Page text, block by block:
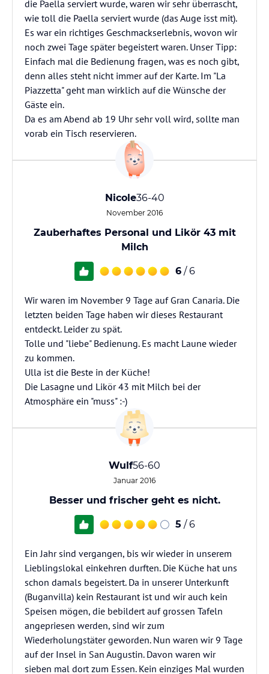
die Paella serviert wurde, waren wir sehr überrascht,
wie toll die Paella serviert wurde (das Auge isst mit).
Es war ein richtiges Geschmackserlebnis, wovon wir
noch zwei Tage später begeistert waren. Unser Tipp:
Einfach mal die Bedienung fragen, was es noch gibt,
denn alles steht nicht immer auf der Karte. Im "La
Piazzetta" geht man wirklich auf die Wünsche der
Gäste ein.
Da es am Abend ab 19 Uhr sehr voll wird, sollte man
vorab ein Tisch reservieren.
Nicole36-40
November 2016
Zauberhaftes Personal und Likör 43 mit
Milch
6 / 6
Wir waren im November 9 Tage auf Gran Canaria. Die
letzten beiden Tage haben wir dieses Restaurant
entdeckt. Leider zu spät.
Tolle und "liebe" Bedienung. Es macht Laune wieder
zu kommen.
Ulla ist die Beste in der Küche!
Die Lasagne und Likör 43 mit Milch bei der
Atmosphäre ein "muss" :-)
Wulf56-60
Januar 2016
Besser und frischer geht es nicht.
5 / 6
Ein Jahr sind vergangen, bis wir wieder in unserem
Lieblingslokal einkehren durften. Die Küche hat uns
schon damals begeistert. Da in unserer Unterkunft
(Buganvilla) kein Restaurant ist und wir auch kein
Speisen mögen, die bebildert auf grossen Tafeln
angepriesen werden, sind wir zum
Wiederholungstäter geworden. Nun waren wir 9 Tage
auf der Insel in San Augustin. Davon waren wir
sieben mal dort zum Essen. Kein einziges Mal wurden